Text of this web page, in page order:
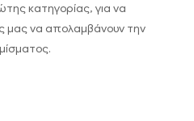
κατηγορίας, για να
μας να απολαμβάνουν την